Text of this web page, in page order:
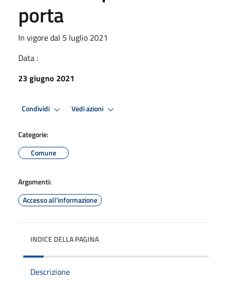
porta
In vigore dal 5 luglio 2021
Data :
23 giugno 2021
Condividi Vedi azioni
Categorie:
Comune
Argomenti:
Accesso all'informazione
INDICE DELLA PAGINA
Descrizione